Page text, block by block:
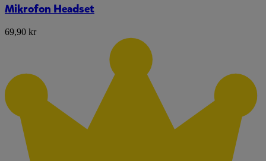
Mikrofon Headset
69,90 kr